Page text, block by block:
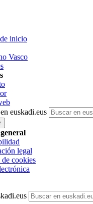
inicio
Vasco
euskadi.eus
legal
cookies